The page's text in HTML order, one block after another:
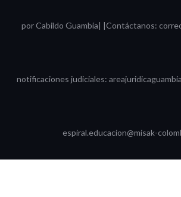
por Cabildo Guambía| |Contáctanos:
notificaciones judiciales:
espiral.educacion@misak-